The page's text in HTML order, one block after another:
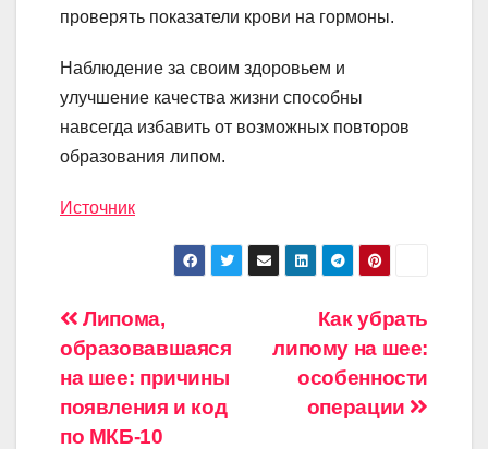
проверять показатели крови на гормоны.
Наблюдение за своим здоровьем и
улучшение качества жизни способны
навсегда избавить от возможных повторов
образования липом.
Источник
Навигация
по
записям
Как убрать
липому на шее:
особенности
операции
Липома,
образовавшаяся
на шее: причины
появления и код
по МКБ-10